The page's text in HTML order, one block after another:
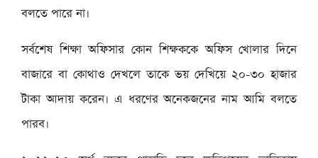
বলতে পারে না।
সর্বশেষ শিক্ষা অফিসার কোন শিক্ষককে অফিস খোলার দিনে
বাজারে বা কোথাও দেখলে তাকে ভয় দেখিয়ে ২০-৩০ হাজার
টাকা আদায় করেন। এ ধরণের অনেকজনের নাম আমি বলতে
পারব।